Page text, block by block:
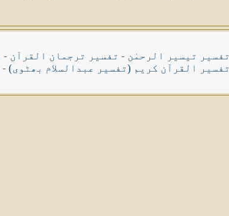
تفسیر تیسیر الرحمٰن - تفسیر ترجمان القرآن -
تفسیر القرآن کریم (تفسیر عبدالسلام بھٹوی) -